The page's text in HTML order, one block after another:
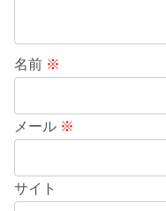
名前 ※
メール ※
サイト